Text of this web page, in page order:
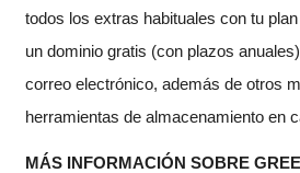
todos los extras habituales con tu
un dominio gratis (con plazos
correo electrónico, además de otros
herramientas de almacenamiento en
MÁS INFORMACIÓN SOBRE